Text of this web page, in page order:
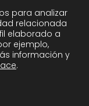
con las
lo que
ágil y
estilo de
para analizar
relacionada
elaborado a
ejemplo,
información y
.